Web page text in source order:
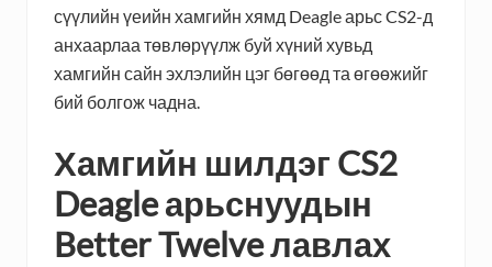
сүүлийн үеийн хамгийн хямд Deagle арьс CS2-д
анхаарлаа төвлөрүүлж буй хүний ​​​​хувьд
хамгийн сайн эхлэлийн цэг бөгөөд та өгөөжийг
бий болгож чадна.
Хамгийн шилдэг CS2
Deagle арьснуудын
Better Twelve лавлах